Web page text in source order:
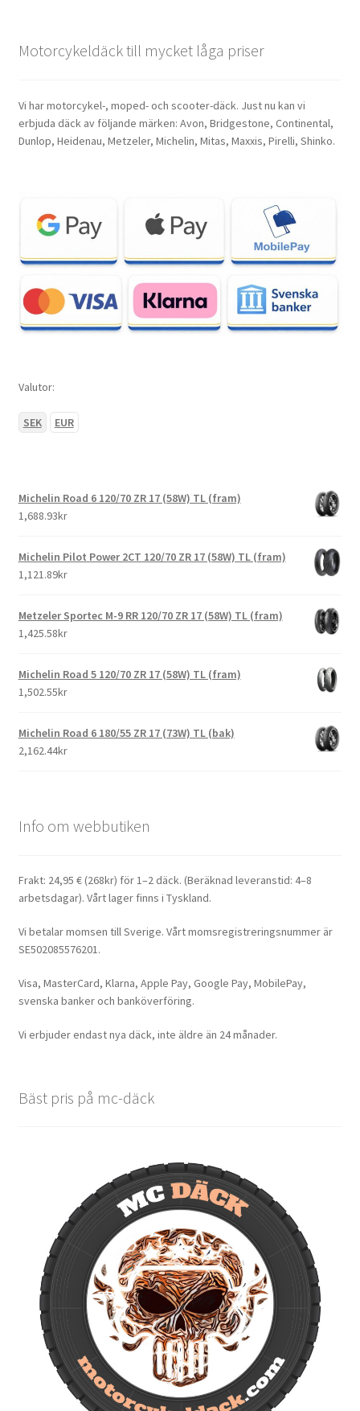
Motorcykeldäck till mycket låga priser
Vi har motorcykel-, moped- och scooter-däck. Just nu kan vi
erbjuda däck av följande märken: Avon, Bridgestone, Continental,
Dunlop, Heidenau, Metzeler, Michelin, Mitas, Maxxis, Pirelli, Shinko.
Valutor:
SEK EUR
Michelin Road 6 120/70 ZR 17 (58W) TL (fram)
1,688.93kr
Michelin Pilot Power 2CT 120/70 ZR 17 (58W) TL (fram)
1,121.89kr
Metzeler Sportec M-9 RR 120/70 ZR 17 (58W) TL (fram)
1,425.58kr
Michelin Road 5 120/70 ZR 17 (58W) TL (fram)
1,502.55kr
Michelin Road 6 180/55 ZR 17 (73W) TL (bak)
2,162.44kr
Info om webbutiken
Frakt: 24,95 € (268kr) för 1–2 däck. (Beräknad leveranstid: 4–8
arbetsdagar). Vårt lager finns i Tyskland.
Vi betalar momsen till Sverige. Vårt momsregistreringsnummer är
SE502085576201.
Visa, MasterCard, Klarna, Apple Pay, Google Pay, MobilePay,
svenska banker och banköverföring.
Vi erbjuder endast nya däck, inte äldre än 24 månader.
Bäst pris på mc-däck